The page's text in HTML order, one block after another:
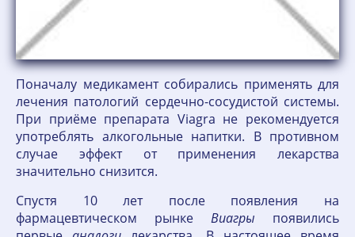
Поначалу медикамент собирались применять для
лечения патологий сердечно-сосудистой системы.
При приёме препарата Viagra не рекомендуется
употреблять алкогольные напитки. В противном
случае эффект от применения лекарства
значительно снизится.
Спустя 10 лет после появления на
фармацевтическом рынке Виагры появились